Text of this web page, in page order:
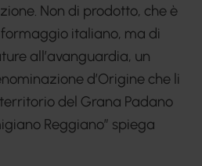
Non di prodotto, che è
italiano, ma di
all’avanguardia, un
d’Origine che li
del Grana Padano
Reggiano” spiega